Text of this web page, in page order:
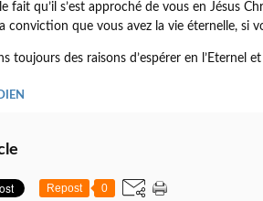
fait qu’il s’est approché de vous en Jésus
conviction que vous avez la vie éternelle, si
toujours des raisons d’espérer en l’Eternel
Repost 0